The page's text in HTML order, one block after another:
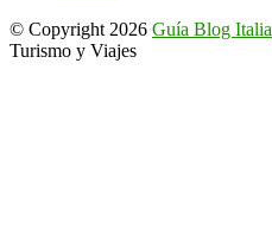
© Copyright 2026 Guía Blog Italia
Turismo y Viajes